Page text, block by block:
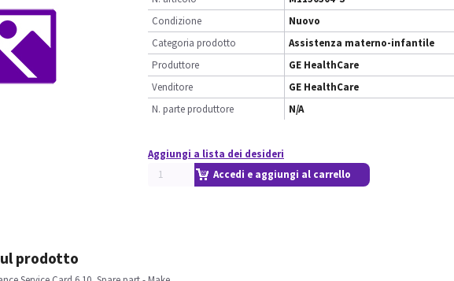
Condizione
Nuovo
Categoria prodotto
Assistenza materno-infantile
Produttore
GE HealthCare
Venditore
GE HealthCare
N. parte produttore
N/A
Aggiungi a lista dei desideri
Accedi e aggiungi al carrello
prodotto